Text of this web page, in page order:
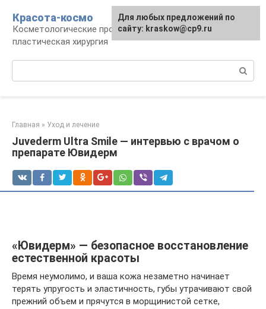
контенту
Красота-космо
Косметологические процедуры,
пластическая хирургия
Главная » Уход и лечение
Juvederm Ultra Smile — интервью с врачом о
препарате Ювидерм
«Ювидерм» — безопасное восстановление
естественной красоты
Время неумолимо, и ваша кожа незаметно начинает
терять упругость и эластичность, губы утрачивают свой
прежний объем и прячутся в морщинистой сетке,
Для любых предложений по
сайту: kraskow@cp9.ru